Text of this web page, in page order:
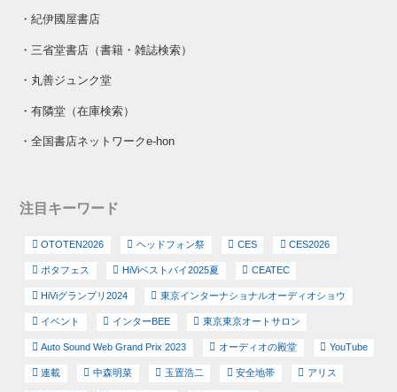
・紀伊國屋書店
・ 三省堂書店（書籍・雑誌検索）
・ 丸善ジュンク堂
・有隣堂（在庫検索）
・全国書店ネットワークe-hon
注目キーワード
OTOTEN2026 ヘッドフォン祭 CES CES2026
ポタフェス HiViベストバイ2025夏 CEATEC
HiViグランプリ2024 東京インターナショナルオーディオショウ
イベント インターBEE 東京東京オートサロン
Auto Sound Web Grand Prix 2023 オーディオの殿堂 YouTube
連載 中森明菜 玉置浩二 安全地帯 アリス